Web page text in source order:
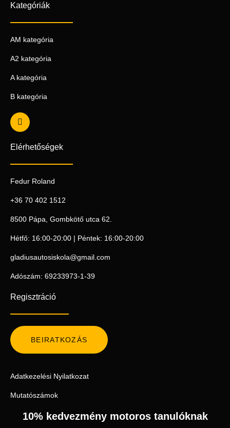
Kategóriák
AM kategória
A2 kategória
A kategória
B kategória
Elérhetőségek
Fedur Roland
+36 70 402 1512
8500 Pápa, Gombkötő utca 62.
Hétfő: 16:00-20:00 | Péntek: 16:00-20:00
gladiusautosiskola@gmail.com
Adószám: 69233973-1-39
Regisztráció
BEIRATKOZÁS
Adatkezelési Nyilatkozat
Mutatószámok
10% kedvezmény motoros tanulóknak